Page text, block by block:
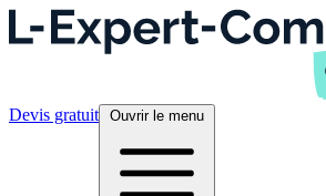
Devis gratuit Ouvrir le menu